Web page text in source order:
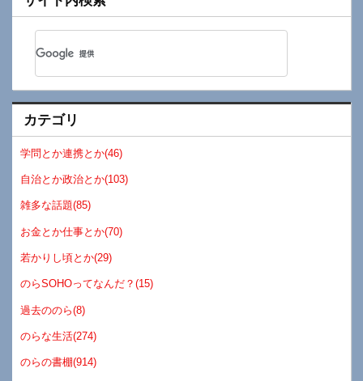
カテゴリ
学問とか連携とか(46)
自治とか政治とか(103)
雑多な話題(85)
お金とか仕事とか(70)
若かりし頃とか(29)
のらSOHOってなんだ？(15)
過去ののら(8)
のらな生活(274)
のらの書棚(914)